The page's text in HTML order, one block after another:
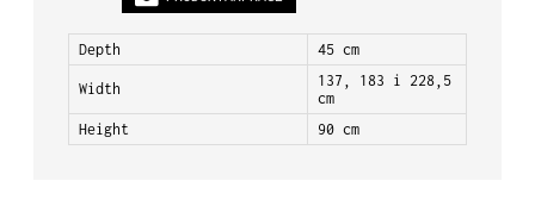
Depth 45 cm
Width
137, 183 i 228,5
cm
Height
90 cm